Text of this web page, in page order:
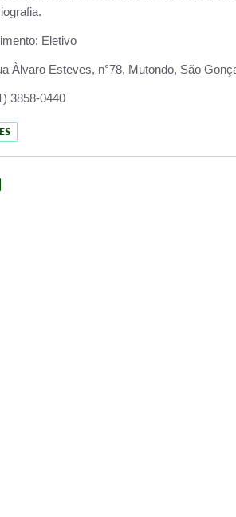
Eletivo
Àlvaro Esteves, n°78, Mutondo, São
3858-0440